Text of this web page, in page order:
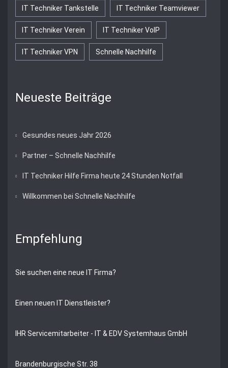
IT Techniker Tankstelle IT Techniker Teamviewer
IT Techniker Verein IT Techniker VoIP
IT Techniker VPN Schnelle Nachhilfe
Neueste Beiträge
Gesundes neues Jahr 2026
Partner – Schnelle Nachhilfe
IT Techniker Hilfe Firma heute 24 Stunden Notfall
Willkommen bei Schnelle Nachhilfe
Empfehlung
Sie suchen eine neue IT Firma?
Einen neuen IT Dienstleister?
IHR Servicemitarbeiter - IT & EDV Systemhaus GmbH
Brandenburgische Str. 38